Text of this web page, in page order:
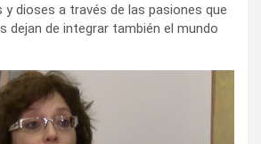
y dioses a través de las pasiones que
dejan de integrar también el mundo